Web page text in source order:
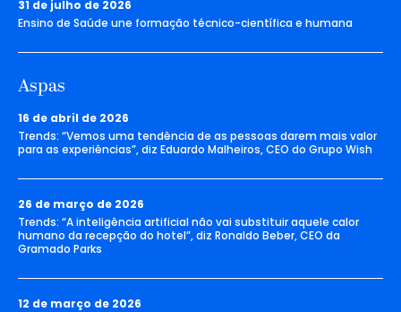
31 de julho de 2026
Ensino de Saúde une formação técnico-científica e humana
Aspas
16 de abril de 2026
Trends: “Vemos uma tendência de as pessoas darem mais valor
para as experiências”, diz Eduardo Malheiros, CEO do Grupo Wish
26 de março de 2026
Trends: “A inteligência artificial não vai substituir aquele calor
humano da recepção do hotel”, diz Ronaldo Beber, CEO da
Gramado Parks
12 de março de 2026